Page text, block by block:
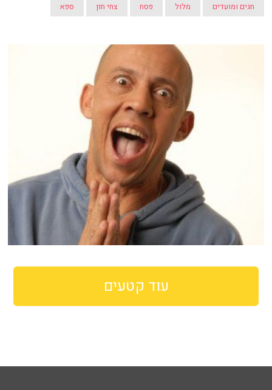
חגים ומועדים מלול פסח צחי חזן ספא
עוד קטעים